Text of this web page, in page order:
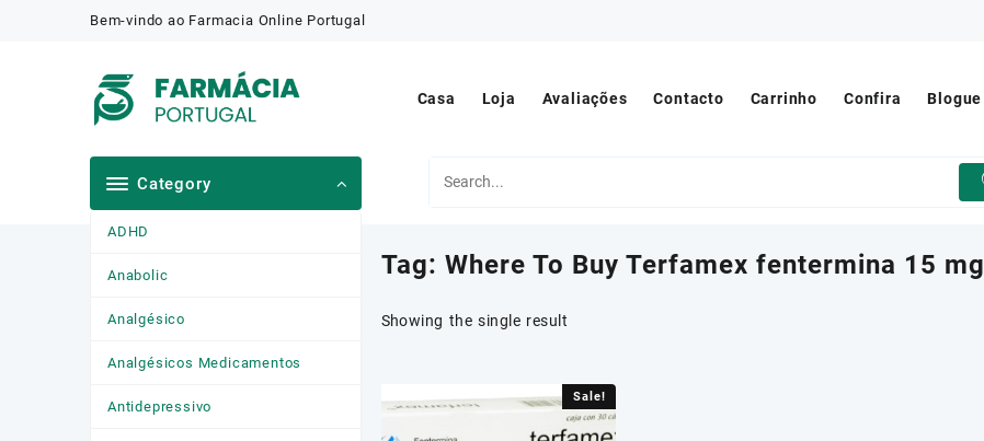
Bem-vindo ao Farmacia Online Portugal
Casa Loja Avaliações Contacto Carrinho Confira Blogue
Category
ADHD
Anabolic
Analgésico
Analgésicos Medicamentos
Antidepressivo
Tag: Where To Buy Terfamex fentermina 15 mg
Showing the single result
Sale!